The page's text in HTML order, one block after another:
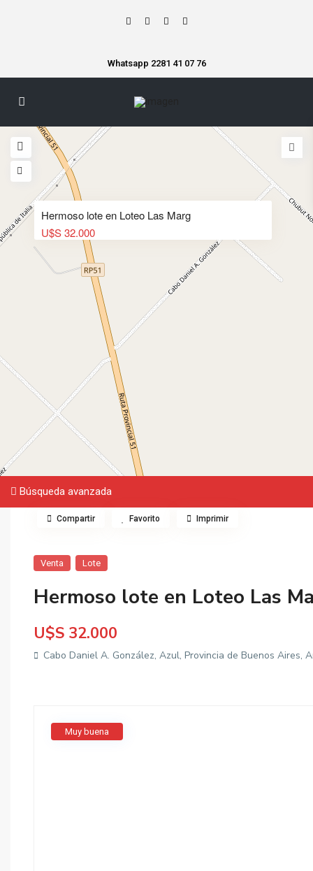
Whatsapp 2281 41 07 76
Hermoso lote en Loteo Las Marg
U$S 32.000
Búsqueda avanzada
Venta Lote
Hermoso lote en Loteo Las
U$S 32.000
Cabo Daniel A. González, Azul, Provincia de Buenos Aires,
Compartir Favorito Imprimir
Muy buena